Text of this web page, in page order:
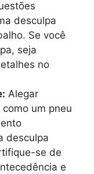
desculpa
Se você
seja
no
Alegar
um pneu
desculpa
se de
e